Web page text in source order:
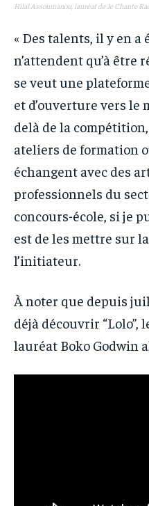
Hilal Assoumanou, lauréat de Je Chante
« Des talents, il y en
n’attendent qu’à être
se veut une
et d’ouverture vers le
delà de la
ateliers de formation
échangent avec des
professionnels du
concours-école, si je
est de les mettre sur
l’initiateur.
À noter que depuis
déjà découvrir
lauréat Boko Godwin